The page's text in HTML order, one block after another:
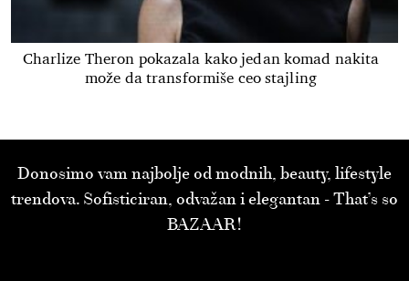
Charlize Theron pokazala kako jedan komad nakita
može da transformiše ceo stajling
Donosimo vam najbolje od modnih, beauty, lifestyle
trendova. Sofisticiran, odvažan i elegantan - That’s so
BAZAAR!